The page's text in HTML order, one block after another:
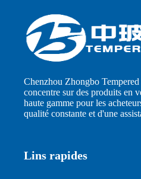
Chenzhou Zhongbo
concentre sur des produits en
haute gamme pour les
qualité constante et d'une
Lins rapides